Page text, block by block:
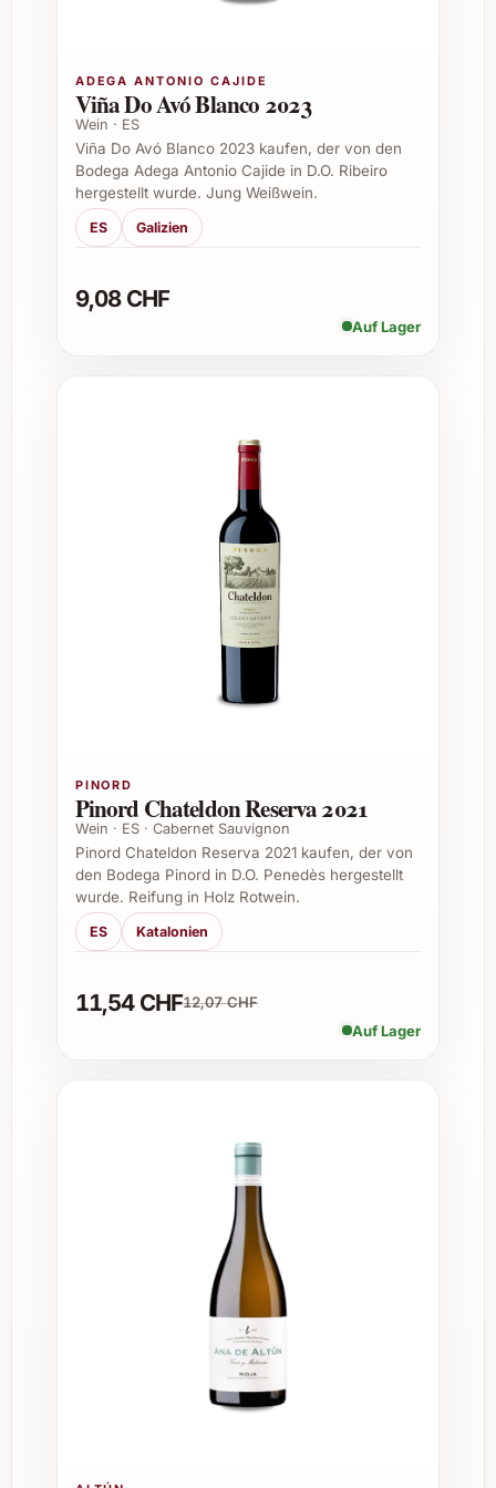
Business-Dinners und Firmenevents
Geschenkideen für Weinliebhaber und
Gourmets
Exklusives Catering in Gastronomie und
Restaurants
Erweiterung des privaten oder
professionellen Weinkellers
entscheiden Sie sich für ein Weinerlebnis, das
durch Qualität und Charakter begeistert.
Häufig gestellte Fragen zu Álvaro
Palacios Finca Dofí 2022
Was macht den Álvaro Palacios Finca Dofí
Seine Kombination aus einzigartigem Terroir
im Priorat, handverlesenen Trauben und
schonender Kellertechnik verleiht diesem
Welche Rebsorten sind im Finca Dofí 2022
enthalten?
Der Wein besteht hauptsächlich aus Garnacha
(Grenache) und Cariñena (Carignan),
klassisch für die Region, ergänzt durch kleine
Wie sollte der Wein serviert werden?
Dekantieren von mindestens 30 Minuten
ratsam, um die Aromen zu entfalten.
Passt der Finca Dofí 2022 zu welchen
Sehr gut harmoniert er mit gegrilltem Fleisch,
Lamm, Wildgerichten, reifem Käse und
mediterranen Spezialitäten.
Wie lange kann man den Wein lagern?
ADEGA ANTONIO CAJIDE
Viña Do Avó Blanco 2023
Wein · ES
Viña Do Avó Blanco 2023 kaufen, der von den
Bodega Adega Antonio Cajide in D.O. Ribeiro
hergestellt wurde. Jung Weißwein.
ES Galizien
9,08 CHF
Auf Lager
PINORD
Pinord Chateldon Reserva 2021
Wein · ES · Cabernet Sauvignon
Pinord Chateldon Reserva 2021 kaufen, der von
den Bodega Pinord in D.O. Penedès hergestellt
wurde. Reifung in Holz Rotwein.
ES Katalonien
11,54 CHF12,07 CHF
Auf Lager